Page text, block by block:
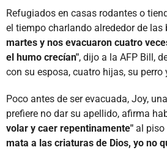
Refugiados en casas rodantes o
el tiempo charlando alrededor de las
martes y nos evacuaron cuatro
el humo crecían", dijo a la AFP Bill,
con su esposa, cuatro hijas, su perro
Poco antes de ser evacuada, Joy,
prefiere no dar su apellido, afirma
volar y caer repentinamente" al
mata a las criaturas de Dios, yo no